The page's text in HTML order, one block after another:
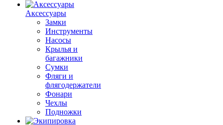
Аксессуары
Замки
Инструменты
Насосы
Крылья и
багажники
Сумки
Фляги и
флягодержатели
Фонари
Чехлы
Подножки